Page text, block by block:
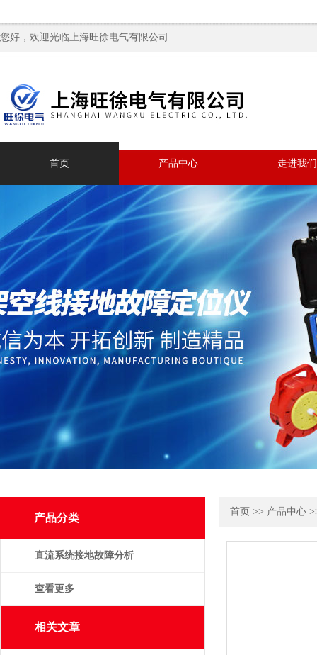
您好，欢迎光临上海旺徐电气有限公司
首页 产品中心 走进我们
产品分类
直流系统接地故障分析
仪
查看更多
相关文章
首页 >> 产品中心